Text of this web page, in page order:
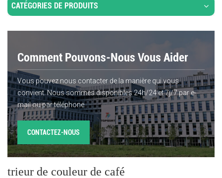
CATÉGORIES DE PRODUITS
Comment Pouvons-Nous Vous Aider
Vous pouvez nous contacter de la manière qui vous
convient. Nous sommes disponibles 24h/24 et 7j/7 par e-
mail ou par téléphone.
CONTACTEZ-NOUS
trieur de couleur de café